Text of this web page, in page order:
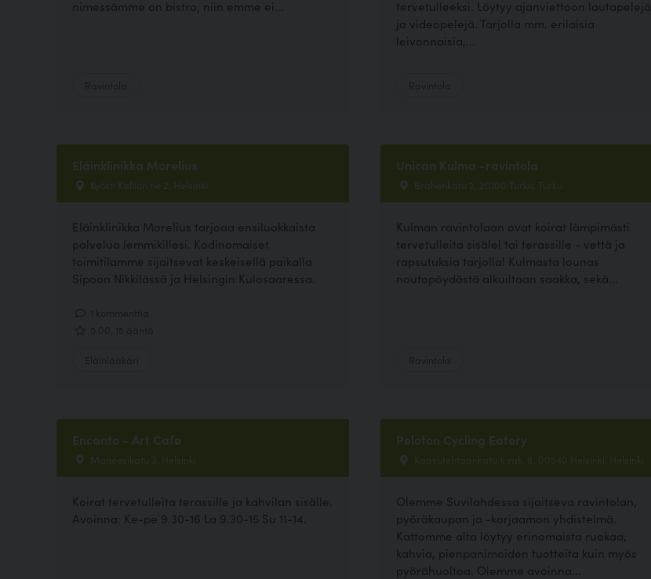
nimessämme on bistro, niin emme ei...
tervetulleeksi. Löytyy ajanviettoon lautapelejä
ja videopelejä. Tarjolla mm. erilaisia
leivonnaisia,...
Eläinklinikka Morelius
Kyösti Kallion tie 2, Helsinki
Eläinklinikka Morelius tarjoaa ensiluokkaista
palvelua lemmikillesi. Kodinomaiset
toimitilamme sijaitsevat keskeisellä paikalla
Sipoon Nikkilässä ja Helsingin Kulosaaressa.
Unican Kulma -ravintola
Brahenkatu 2, 20100 Turku, Turku
Kulman ravintolaan ovat koirat lämpimästi
tervetulleita sisälel tai terassille - vettä ja
rapsutuksia tarjolla! Kulmasta lounas
noutopöydästä alkuiltaan saakka, sekä...
Encanto - Art Cafe
Maneesikatu 3, Helsinki
Koirat tervetulleita terassille ja kahvilan sisälle.
Avoinna: Ke-pe 9.30-16 La 9.30-15 Su 11-14.
Peloton Cycling Eatery
Kaasutehtaankatu 1, rak. 8, 00540 Helsinki, Helsinki
Olemme Suvilahdessa sijaitseva ravintolan,
pyöräkaupan ja -korjaamon yhdistelmä.
Kattomme alta löytyy erinomaista ruokaa,
kahvia, pienpanimoiden tuotteita kuin myös
pyörähuoltoa. Olemme avoinna...